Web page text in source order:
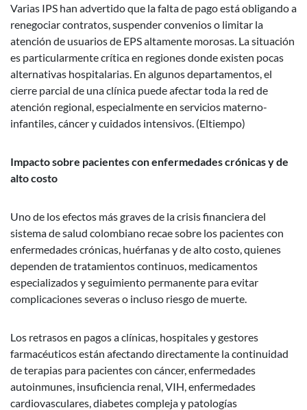
Varias IPS han advertido que la falta de pago está obligando a
renegociar contratos, suspender convenios o limitar la
atención de usuarios de EPS altamente morosas. La situación
es particularmente crítica en regiones donde existen pocas
alternativas hospitalarias. En algunos departamentos, el
cierre parcial de una clínica puede afectar toda la red de
atención regional, especialmente en servicios materno-
infantiles, cáncer y cuidados intensivos. (Eltiempo)
Impacto sobre pacientes con enfermedades crónicas y de
alto costo
Uno de los efectos más graves de la crisis financiera del
sistema de salud colombiano recae sobre los pacientes con
enfermedades crónicas, huérfanas y de alto costo, quienes
dependen de tratamientos continuos, medicamentos
especializados y seguimiento permanente para evitar
complicaciones severas o incluso riesgo de muerte.
Los retrasos en pagos a clínicas, hospitales y gestores
farmacéuticos están afectando directamente la continuidad
de terapias para pacientes con cáncer, enfermedades
autoinmunes, insuficiencia renal, VIH, enfermedades
cardiovasculares, diabetes compleja y patologías